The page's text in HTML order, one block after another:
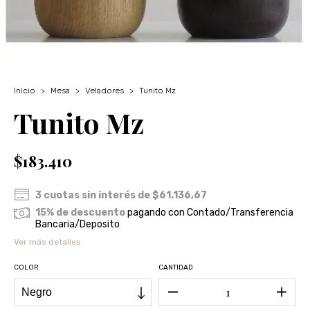
Inicio > Mesa > Veladores > Tunito Mz
Tunito Mz
$183.410
3 cuotas sin interés de $61.136,67
15% de descuentopagando con Contado/Transferencia
Bancaria/Deposito
Ver más detalles
COLOR CANTIDAD